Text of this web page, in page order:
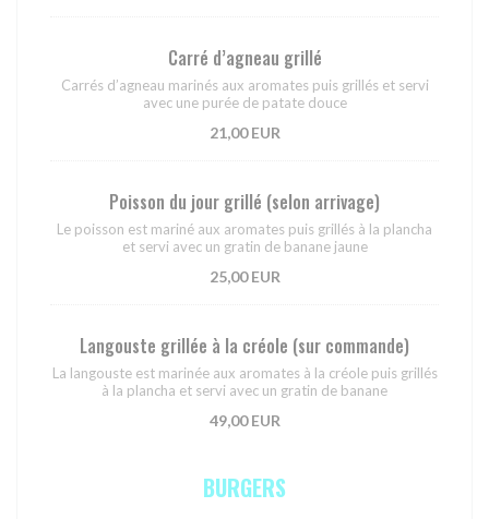
Carré d’agneau grillé
Carrés d’agneau marinés aux aromates puis grillés et servi
avec une purée de patate douce
21,00 EUR
Poisson du jour grillé (selon arrivage)
Le poisson est mariné aux aromates puis grillés à la plancha
et servi avec un gratin de banane jaune
25,00 EUR
Langouste grillée à la créole (sur commande)
La langouste est marinée aux aromates à la créole puis grillés
à la plancha et servi avec un gratin de banane
49,00 EUR
BURGERS